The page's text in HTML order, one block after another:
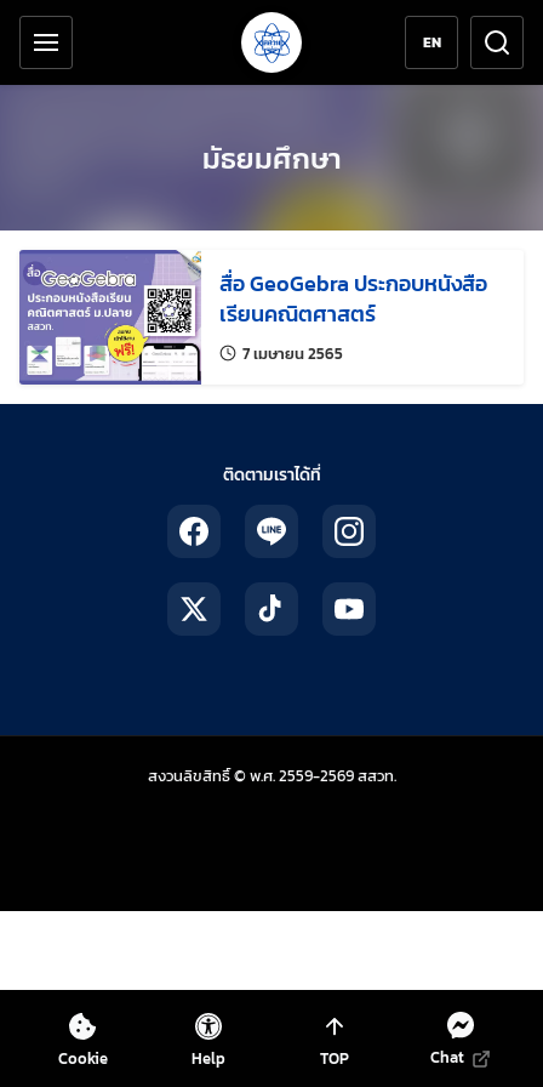
ข้ามไปยังเนื้อหาหลัก
เครื่องมือช่วยเหลือ
EN
มัธยมศึกษา
สื่อ GeoGebra ประกอบหนังสือ
เรียนคณิตศาสตร์
7 เมษายน 2565แก้ไขล่าสุดเมื่อ:
ติดตามเราได้ที่
สงวนลิขสิทธิ์ © พ.ศ. 2559-2569สสวท.สถาบันส่งเสริมการสอ
Cookie Help TOP Chat